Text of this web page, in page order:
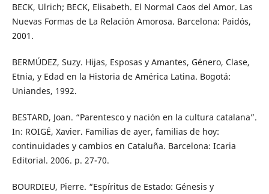
BECK, Ulrich; BECK, Elisabeth. El Normal Caos del Amor. Las
Nuevas Formas de La Relación Amorosa. Barcelona: Paidós,
2001.
BERMÚDEZ, Suzy. Hijas, Esposas y Amantes, Género, Clase,
Etnia, y Edad en la Historia de América Latina. Bogotá:
Uniandes, 1992.
BESTARD, Joan. “Parentesco y nación en la cultura catalana”.
In: ROIGÉ, Xavier. Familias de ayer, familias de hoy:
continuidades y cambios en Cataluña. Barcelona: Icaria
Editorial. 2006. p. 27-70.
BOURDIEU, Pierre. “Espíritus de Estado: Génesis y